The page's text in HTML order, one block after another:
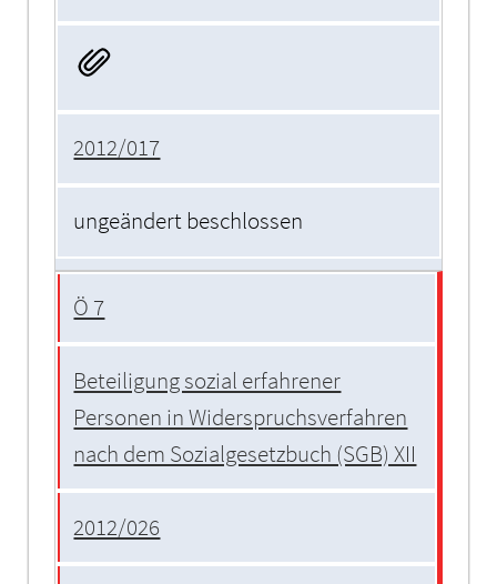
2012/017
ungeändert beschlossen
Ö 7
Beteiligung sozial erfahrener
Personen in Widerspruchsverfahren
nach dem Sozialgesetzbuch (SGB) XII
2012/026